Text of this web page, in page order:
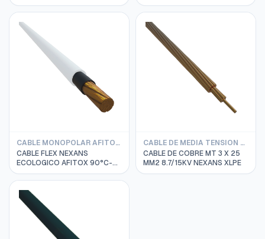
CABLE MONOPOLAR AFITOX LIBRE DE HALOGENO 0.6/1KV 9°C
CABLE FLEX NEXANS
ECOLOGICO AFITOX 90°C-
0.6/1KV 1 X 4 MM2 BLANCO
CABLE DE MEDIA TENSION 8.7/15KV TRIPOLAR NEXANS
CABLE DE COBRE MT 3 X 25
MM2 8.7/15KV NEXANS XLPE